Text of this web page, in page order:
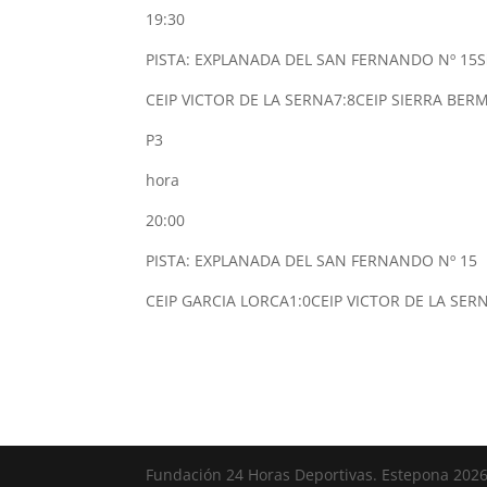
19:30
PISTA: EXPLANADA DEL SAN FERNANDO Nº 15
CEIP VICTOR DE LA SERNA7:8CEIP SIERRA
P3
hora
20:00
PISTA: EXPLANADA DEL SAN FERNANDO Nº 15
CEIP GARCIA LORCA1:0CEIP VICTOR DE LA
Fundación 24 Horas Deportivas. Estepona 2026